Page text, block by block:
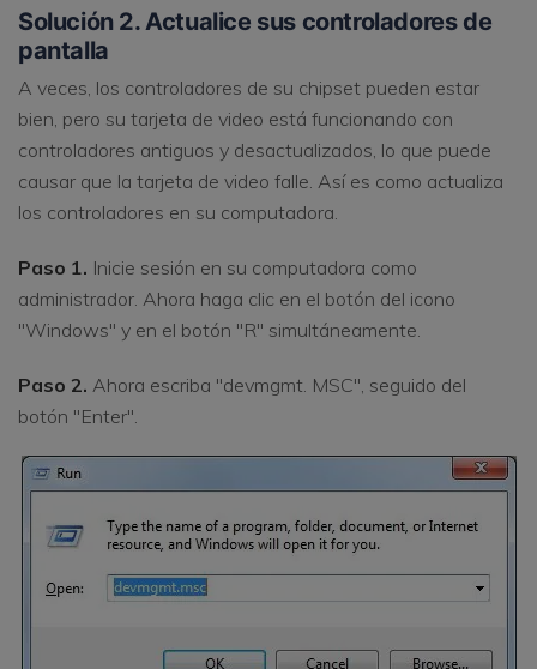
Solución 2. Actualice sus controladores de
pantalla
A veces, los controladores de su chipset pueden estar
bien, pero su tarjeta de video está funcionando con
controladores antiguos y desactualizados, lo que puede
causar que la tarjeta de video falle. Así es como actualiza
los controladores en su computadora.
Paso 1. Inicie sesión en su computadora como
administrador. Ahora haga clic en el botón del icono
"Windows" y en el botón "R" simultáneamente.
Paso 2. Ahora escriba "devmgmt. MSC", seguido del
botón "Enter".